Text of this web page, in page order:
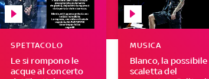
Le si rompono le
acque al concerto
SPETTACOLO
Blanco, la possibile
scaletta del
MUSICA